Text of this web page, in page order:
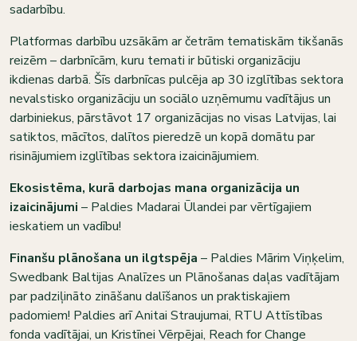
sadarbību.
Platformas darbību uzsākām ar četrām tematiskām tikšanās
reizēm – darbnīcām, kuru temati ir būtiski organizāciju
ikdienas darbā. Šīs darbnīcas pulcēja ap 30 izglītības sektora
nevalstisko organizāciju un sociālo uzņēmumu vadītājus un
darbiniekus, pārstāvot 17 organizācijas no visas Latvijas, lai
satiktos, mācītos, dalītos pieredzē un kopā domātu par
risinājumiem izglītības sektora izaicinājumiem.
Ekosistēma, kurā darbojas mana organizācija un
izaicinājumi – Paldies Madarai Ūlandei par vērtīgajiem
ieskatiem un vadību!
Finanšu plānošana un ilgtspēja – Paldies Mārim Viņķelim,
Swedbank Baltijas Analīzes un Plānošanas daļas vadītājam
par padziļināto zināšanu dalīšanos un praktiskajiem
padomiem! Paldies arī Anitai Straujumai, RTU Attīstības
fonda vadītājai, un Kristīnei Vērpējai, Reach for Change